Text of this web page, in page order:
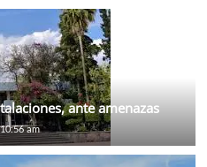
ante amenazas
am